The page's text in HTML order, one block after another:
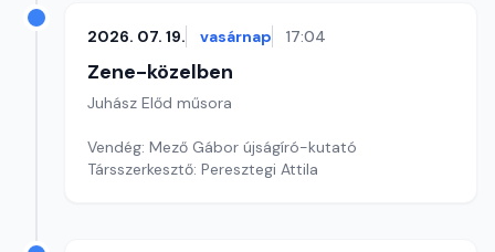
2026. 07. 19. vasárnap 17:04
Zene-közelben
Juhász Előd műsora
Vendég: Mező Gábor újságíró-kutató
Társszerkesztő: Peresztegi Attila